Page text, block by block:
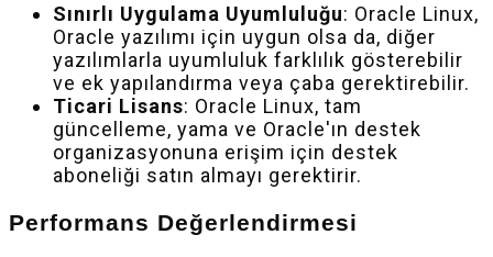
Sınırlı Uygulama Uyumluluğu: Oracle Linux,
Oracle yazılımı için uygun olsa da, diğer
yazılımlarla uyumluluk farklılık gösterebilir
ve ek yapılandırma veya çaba gerektirebilir.
Ticari Lisans: Oracle Linux, tam
güncelleme, yama ve Oracle'ın destek
organizasyonuna erişim için destek
aboneliği satın almayı gerektirir.
Performans Değerlendirmesi